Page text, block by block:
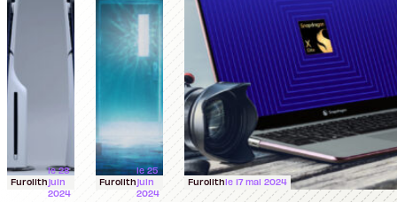
Furolith
le 28
juin
2024
Furolith
le 25
juin
2024
Furolithle 17 mai 2024